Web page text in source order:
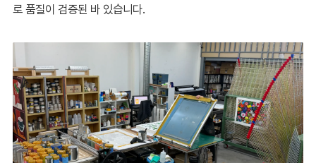
로 품질이 검증된 바 있습니다.